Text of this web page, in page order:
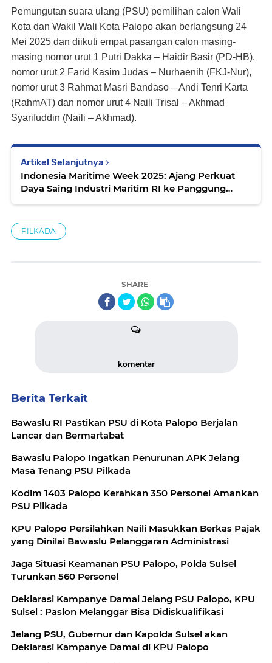
Pemungutan suara ulang (PSU) pemilihan calon Wali
Kota dan Wakil Wali Kota Palopo akan berlangsung 24
Mei 2025 dan diikuti empat pasangan calon masing-
masing nomor urut 1 Putri Dakka – Haidir Basir (PD-HB),
nomor urut 2 Farid Kasim Judas – Nurhaenih (FKJ-Nur),
nomor urut 3 Rahmat Masri Bandaso – Andi Tenri Karta
(RahmAT) dan nomor urut 4 Naili Trisal – Akhmad
Syarifuddin (Naili – Akhmad).
Artikel Selanjutnya
Indonesia Maritime Week 2025: Ajang Perkuat
Daya Saing Industri Maritim RI ke Panggung
PILKADA
SHARE
komentar
Berita Terkait
Bawaslu RI Pastikan PSU di Kota Palopo Berjalan
Lancar dan Bermartabat
Bawaslu Palopo Ingatkan Penurunan APK Jelang
Masa Tenang PSU Pilkada
Kodim 1403 Palopo Kerahkan 350 Personel Amankan
PSU Pilkada
KPU Palopo Persilahkan Naili Masukkan Berkas Pajak
yang Dinilai Bawaslu Pelanggaran Administrasi
Jaga Situasi Keamanan PSU Palopo, Polda Sulsel
Turunkan 560 Personel
Deklarasi Kampanye Damai Jelang PSU Palopo, KPU
Sulsel : Paslon Melanggar Bisa Didiskualifikasi
Jelang PSU, Gubernur dan Kapolda Sulsel akan
Deklarasi Kampanye Damai di KPU Palopo